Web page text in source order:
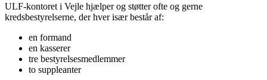
ULF-kontoret i Vejle hjælper og støtter ofte og gerne
kredsbestyrelserne, der hver især består af:
en formand
en kasserer
tre bestyrelsesmedlemmer
to suppleanter